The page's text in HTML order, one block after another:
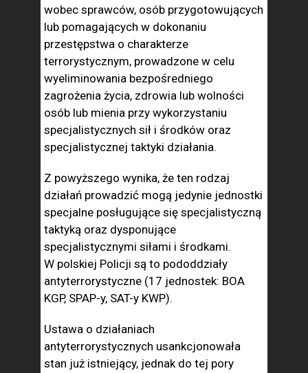
wobec sprawców, osób przygotowujących
lub pomagających w dokonaniu
przestępstwa o charakterze
terrorystycznym, prowadzone w celu
wyeliminowania bezpośredniego
zagrożenia życia, zdrowia lub wolności
osób lub mienia przy wykorzystaniu
specjalistycznych sił i środków oraz
specjalistycznej taktyki działania.
Z powyższego wynika, że ten rodzaj
działań prowadzić mogą jedynie jednostki
specjalne posługujące się specjalistyczną
taktyką oraz dysponujące
specjalistycznymi siłami i środkami.
W polskiej Policji są to pododdziały
antyterrorystyczne (17 jednostek: BOA
KGP, SPAP-y, SAT-y KWP).
Ustawa o działaniach
antyterrorystycznych usankcjonowała
stan już istniejący, jednak do tej pory